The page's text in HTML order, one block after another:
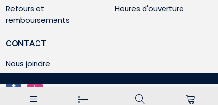
Retours et
remboursements
Heures d'ouverture
CONTACT
Nous joindre